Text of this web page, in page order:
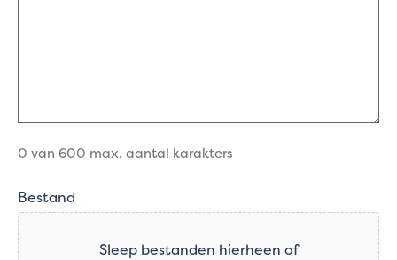
0 van 600 max. aantal karakters
Bestand
Sleep bestanden hierheen of